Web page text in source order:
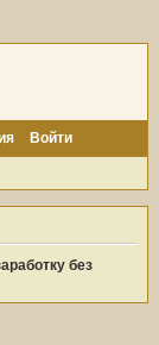
Войти
без